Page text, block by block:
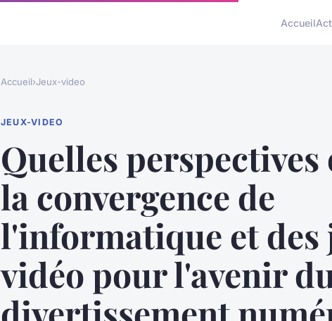
Accueil
Accueil›Jeux-video
JEUX-VIDEO
Quelles
la convergence de
l'informatique et des
vidéo pour l'avenir